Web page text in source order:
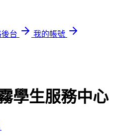
台
我的帳號
學生服務中心